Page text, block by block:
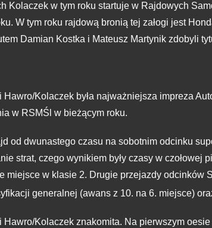
Kolaczek w tym roku startuje w Rajdowych
W tym roku rajdową bronią tej załogi jest
Damian Kostka i Mateusz Martynik zdobyli
Hawro/Kolaczek była najważniejsza impreza
w RSMŚl w bieżącym roku.
od dwunastego czasu na sobotnim odcinku
strat, czego wynikiem były czasy w
miejsce w klasie 2. Drugie przejazdy odcinków
generalnej (awans z 10. na 6. miejsce)
Hawro/Kolaczek znakomita. Na pierwszym